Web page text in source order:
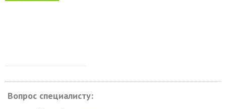
Вопрос специалисту: